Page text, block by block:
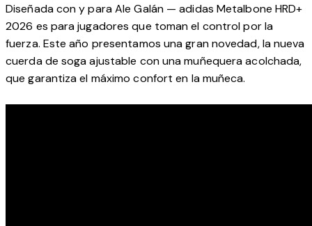
Diseñada con y para Ale Galán — adidas Metalbone HRD+
2026 es para jugadores que toman el control por la
fuerza. Este año presentamos una gran novedad, la nueva
cuerda de soga ajustable con una muñequera acolchada,
que garantiza el máximo confort en la muñeca.